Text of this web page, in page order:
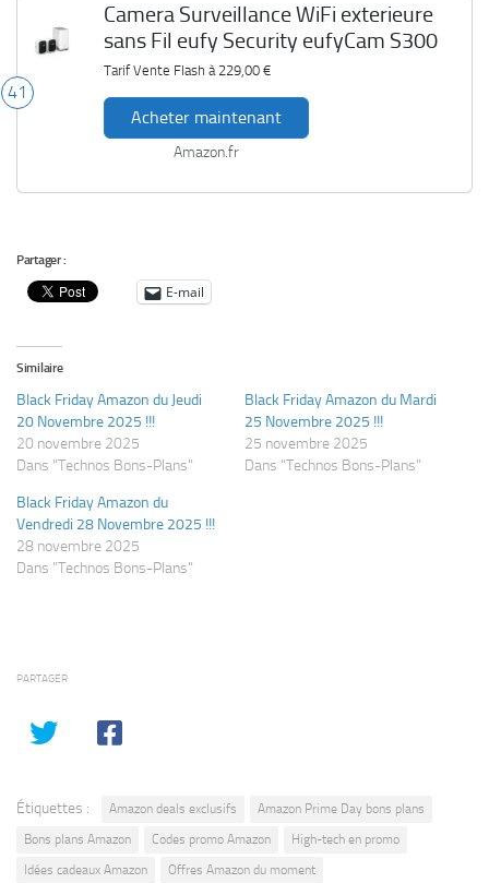
41
Camera Surveillance WiFi exterieure
sans Fil eufy Security eufyCam S300
Tarif Vente Flash à 229,00 €
Acheter maintenant
Amazon.fr
Partager :
E-mail
Similaire
Black Friday Amazon du Jeudi
20 Novembre 2025 !!!
20 novembre 2025
Dans "Technos Bons-Plans"
Black Friday Amazon du Mardi
25 Novembre 2025 !!!
25 novembre 2025
Dans "Technos Bons-Plans"
Black Friday Amazon du
Vendredi 28 Novembre 2025 !!!
28 novembre 2025
Dans "Technos Bons-Plans"
PARTAGER
Étiquettes : Amazon deals exclusifs
Amazon Prime Day bons plans
Bons plans Amazon
Codes promo Amazon
High-tech en promo
Idées cadeaux Amazon
Offres Amazon du moment